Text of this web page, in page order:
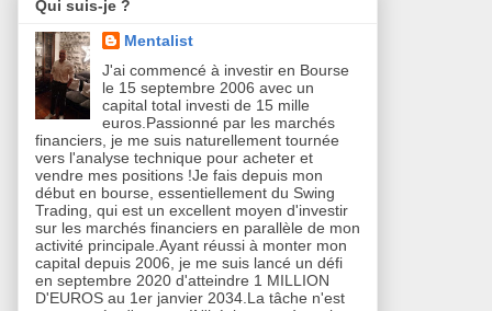
Qui suis-je ?
Mentalist
J'ai commencé à investir en Bourse
le 15 septembre 2006 avec un
capital total investi de 15 mille
euros.Passionné par les marchés
financiers, je me suis naturellement tournée
vers l'analyse technique pour acheter et
vendre mes positions !Je fais depuis mon
début en bourse, essentiellement du Swing
Trading, qui est un excellent moyen d'investir
sur les marchés financiers en parallèle de mon
activité principale.Ayant réussi à monter mon
capital depuis 2006, je me suis lancé un défi
en septembre 2020 d'atteindre 1 MILLION
D'EUROS au 1er janvier 2034.La tâche n'est